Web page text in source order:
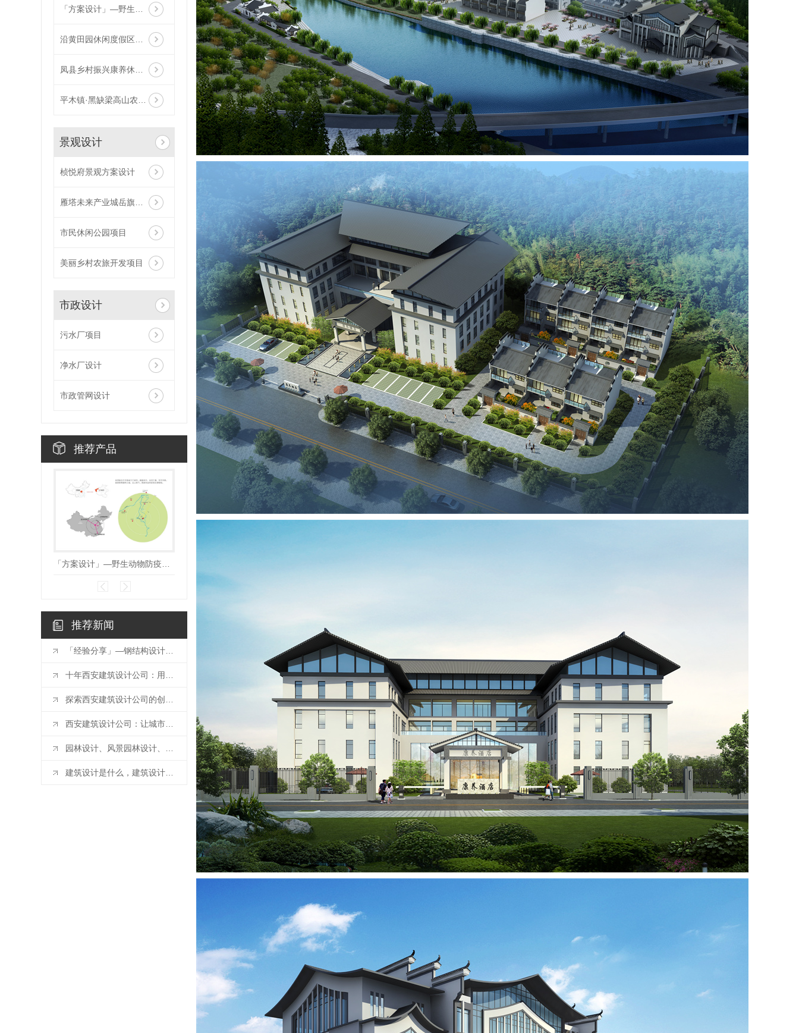
「方案设计」—野生动物防疫收容馆项目！
沿黄田园休闲度假区项目
凤县乡村振兴康养休闲项目
平木镇·黑缺梁高山农业旅游休闲区项目
景观设计
桢悦府景观方案设计
雁塔未来产业城岳旗寨教育用地项目
市民休闲公园项目
美丽乡村农旅开发项目
市政设计
污水厂项目
净水厂设计
市政管网设计
推荐产品
「方案设计」—野生动物防疫收容馆项目！
推荐新闻
「经验分享」—钢结构设计中常用连接方式的构造要求探讨！
十年西安建筑设计公司：用设计点亮城市
探索西安建筑设计公司的创新之路
西安建筑设计公司：让城市更美好的力量
园林设计、风景园林设计、景观设计有什么区别？
建筑设计是什么，建筑设计的含义